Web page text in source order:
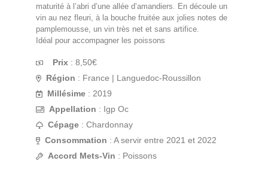
maturité à l’abri d’une allée d’amandiers. En découle un
vin au nez fleuri, à la bouche fruitée aux jolies notes de
pamplemousse, un vin très net et sans artifice.
Idéal pour accompagner les poissons
Prix : 8,50€
Région : France | Languedoc-Roussillon
Millésime: 2019
Appellation : Igp Oc
Cépage : Chardonnay
Consommation : A servir entre 2021 et 2022
Accord Mets-Vin : Poissons